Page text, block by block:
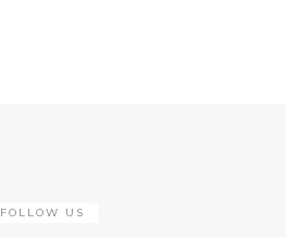
FOLLOW US